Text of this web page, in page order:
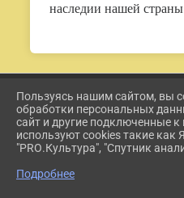
наследии нашей
2026 Г. ETKUL-KULTURA.RU
ВХОД
КАРТА САЙТА
ПОЛИТИКА ОБРАБОТКИ
СДЕЛАНО НА KUBCMS
Пользуясь нашим сайтом, вы
обработки персональных
сайт и другие подключенные к
используют cookies такие как
"PRO.Культура", "Спутник
Подробнее